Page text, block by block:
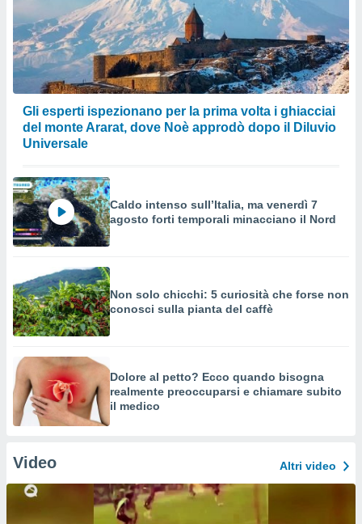
Gli esperti ispezionano per la prima volta i ghiacciai
del monte Ararat, dove Noè approdò dopo il Diluvio
Universale
Caldo intenso sull’Italia, ma venerdì 7
agosto forti temporali minacciano il Nord
Non solo chicchi: 5 curiosità che forse non
conosci sulla pianta del caffè
Dolore al petto? Ecco quando bisogna
realmente preoccuparsi e chiamare subito
il medico
Video Altri video